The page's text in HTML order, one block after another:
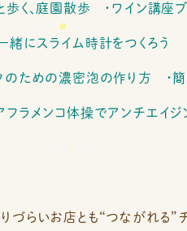
歩く、庭園散歩 ・ワイン講座
緒にスライム時計をつくろう
のための濃密泡の作り方 ・
フラメンコ体操でアンチエイ
づらいお店とも“つながれる”チ